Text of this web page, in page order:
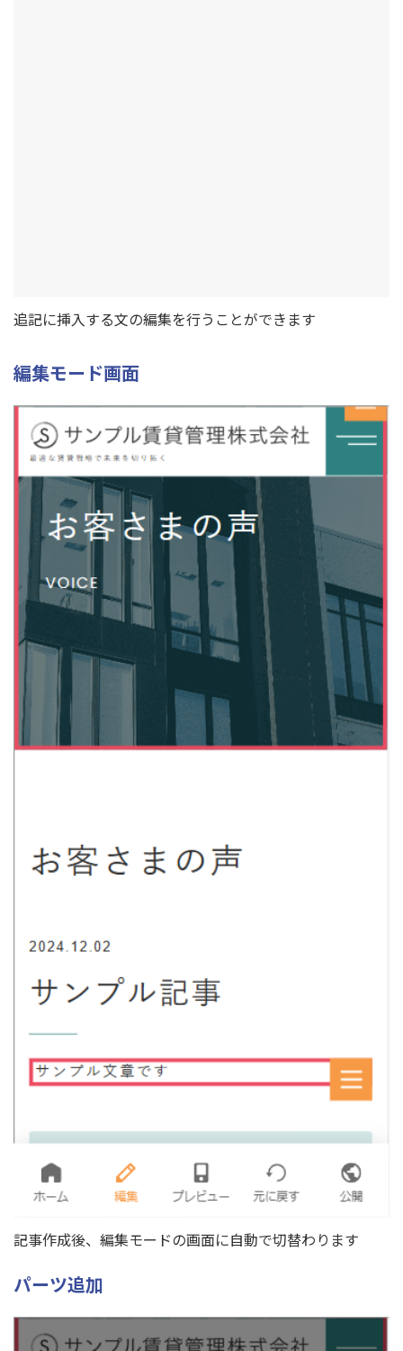
追記に挿入する文の編集を行うことができます
編集モード画面
記事作成後、編集モードの画面に自動で切替わります
パーツ追加